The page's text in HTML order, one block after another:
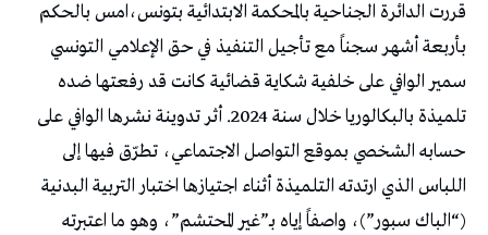
قررت الدائرة الجناحية بالمحكمة الابتدائية بتونس،امس بالحكم
بأربعة أشهر سجناً مع تأجيل التنفيذ في حق الإعلامي التونسي
سمير الوافي على خلفية شكاية قضائية كانت قد رفعتها ضده
تلميذة بالبكالوريا خلال سنة 2024. أثر تدوينة نشرها الوافي على
حسابه الشخصي بموقع التواصل الاجتماعي، تطرّق فيها إلى
اللباس الذي ارتدته التلميذة أثناء اجتيازها اختبار التربية البدنية
(“الباك سبور”)، واصفاً إياه بـ”غير المحتشم”، وهو ما اعتبرته